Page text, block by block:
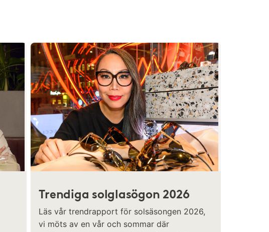
Trendiga solglasögon 2026
Läs vår trendrapport för solsäsongen 2026,
vi möts av en vår och sommar där